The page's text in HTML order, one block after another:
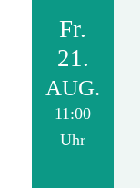
Fr.
21.
AUG.
11:00
Uhr